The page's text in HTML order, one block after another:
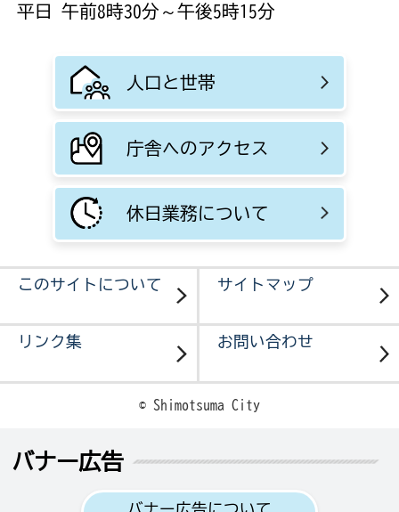
平日 午前8時30分～午後5時15分
人口と世帯
庁舎へのアクセス
休日業務について
このサイトについて サイトマップ
リンク集 お問い合わせ
© Shimotsuma City
バナー広告
バナー広告について